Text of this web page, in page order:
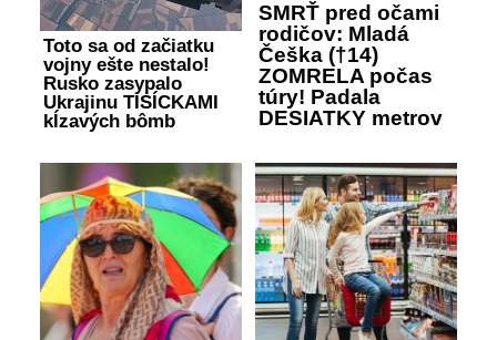
Toto sa od začiatku
vojny ešte nestalo!
Rusko zasypalo
Ukrajinu TISÍCKAMI
kĺzavých bômb
SMRŤ pred očami
rodičov: Mladá
Češka (†14)
ZOMRELA počas
túry! Padala
DESIATKY metrov